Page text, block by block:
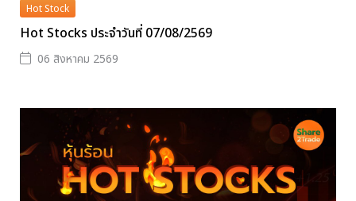
Hot Stock
Hot Stocks ประจำวันที่ 07/08/2569
06 สิงหาคม 2569